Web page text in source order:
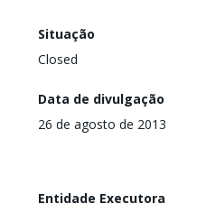
Situação
Closed
Data de divulgação
26 de agosto de 2013
Entidade Executora